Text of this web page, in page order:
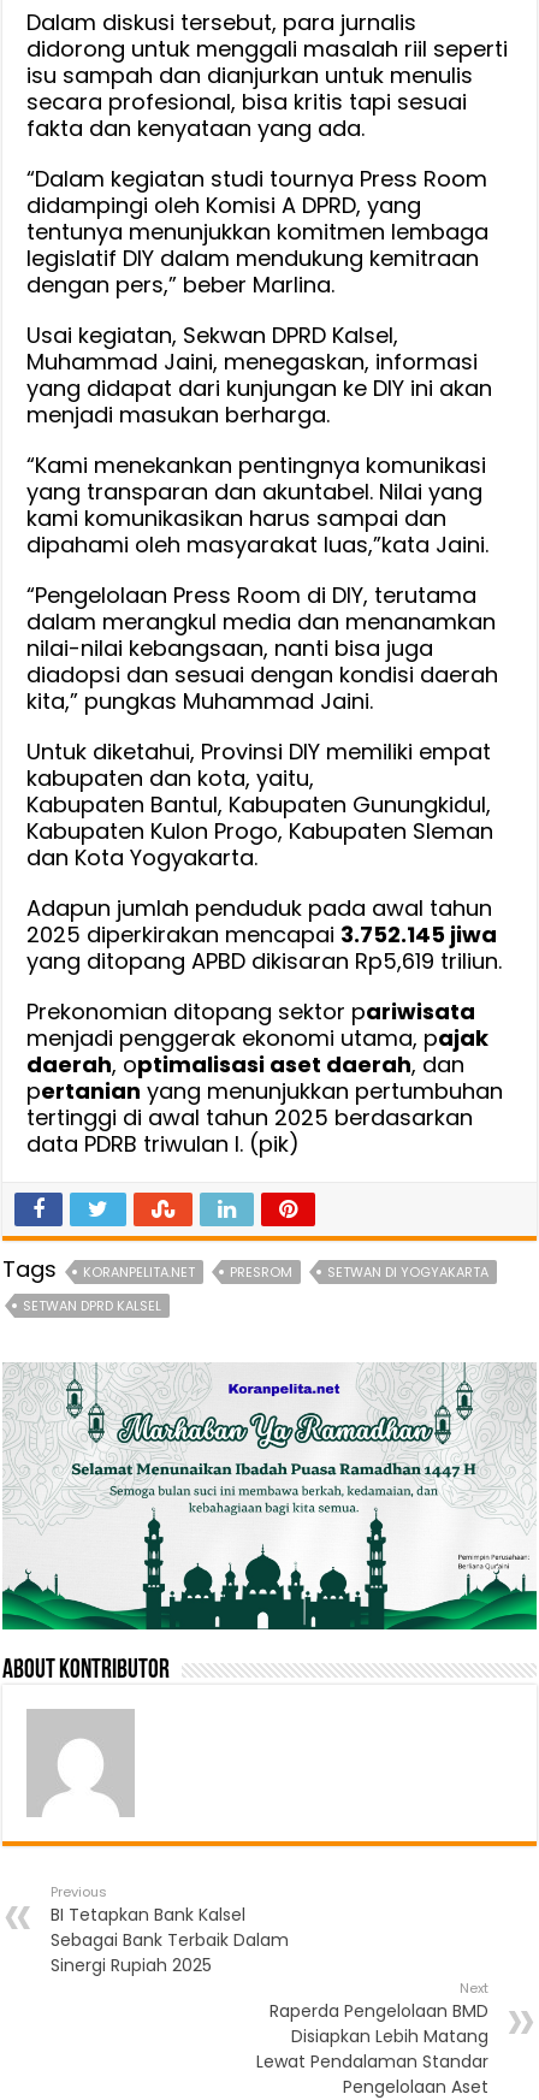
Dalam diskusi tersebut, para jurnalis
didorong untuk menggali masalah riil seperti
isu sampah dan dianjurkan untuk menulis
secara profesional, bisa kritis tapi sesuai
fakta dan kenyataan yang ada.
“Dalam kegiatan studi tournya Press Room
didampingi oleh Komisi A DPRD, yang
tentunya menunjukkan komitmen lembaga
legislatif DIY dalam mendukung kemitraan
dengan pers,” beber Marlina.
Usai kegiatan, Sekwan DPRD Kalsel,
Muhammad Jaini, menegaskan, informasi
yang didapat dari kunjungan ke DIY ini akan
menjadi masukan berharga.
“Kami menekankan pentingnya komunikasi
yang transparan dan akuntabel. Nilai yang
kami komunikasikan harus sampai dan
dipahami oleh masyarakat luas,”kata Jaini.
“Pengelolaan Press Room di DIY, terutama
dalam merangkul media dan menanamkan
nilai-nilai kebangsaan, nanti bisa juga
diadopsi dan sesuai dengan kondisi daerah
kita,” pungkas Muhammad Jaini.
Untuk diketahui, Provinsi DIY memiliki empat
kabupaten dan kota, yaitu,
Kabupaten Bantul, Kabupaten Gunungkidul,
Kabupaten Kulon Progo, Kabupaten Sleman
dan Kota Yogyakarta.
Adapun jumlah penduduk pada awal tahun
2025 diperkirakan mencapai 3.752.145 jiwa
yang ditopang APBD dikisaran Rp5,619 triliun.
Prekonomian ditopang sektor pariwisata
menjadi penggerak ekonomi utama, pajak
daerah, optimalisasi aset daerah, dan
pertanian yang menunjukkan pertumbuhan
tertinggi di awal tahun 2025 berdasarkan
data PDRB triwulan I. (pik)
Tags KORANPELITA.NET PRESROM
SETWAN DI YOGYAKARTA
SETWAN DPRD KALSEL
About Kontributor
Previous
BI Tetapkan Bank Kalsel
Sebagai Bank Terbaik Dalam
Sinergi Rupiah 2025
Next
Raperda Pengelolaan BMD
Disiapkan Lebih Matang
Lewat Pendalaman Standar
Pengelolaan Aset